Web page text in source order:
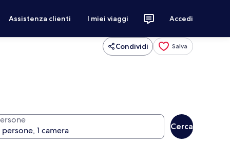
Assistenza clienti I miei viaggi Accedi
Condividi Salva
Cerca